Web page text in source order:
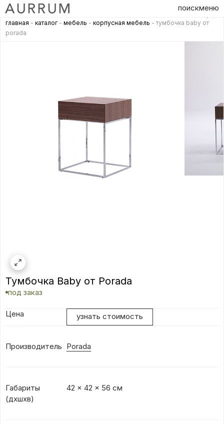
поискменю
главная - каталог - мебель - корпусная мебель - тумбочка baby от
porada
Тумбочка Baby от Porada
под заказ
Цена узнать стоимость
Производитель Porada
Габариты
(дxшxв)
42 x 42 x 56 см